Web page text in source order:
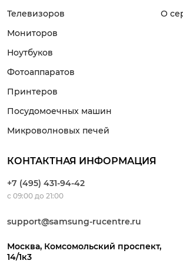
Телевизоров
Мониторов
Ноутбуков
Фотоаппаратов
Принтеров
Посудомоечных машин
Микроволновых печей
О
КОНТАКТНАЯ ИНФОРМАЦИЯ
+7 (495) 431-94-42
с 09:00 до 21:00
support@samsung-rucentre.ru
Москва, Комсомольский проспект,
14/1к3